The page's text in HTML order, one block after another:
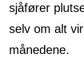
sjåfører
selv om alt
månedene.